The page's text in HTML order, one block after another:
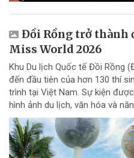
Đồi Rồng trở thành
Miss World 2026
Khu Du lịch Quốc tế Đồi Rồng
đến đầu tiên của hơn 130 thí
trình tại Việt Nam. Sự kiện
hình ảnh du lịch, văn hóa và